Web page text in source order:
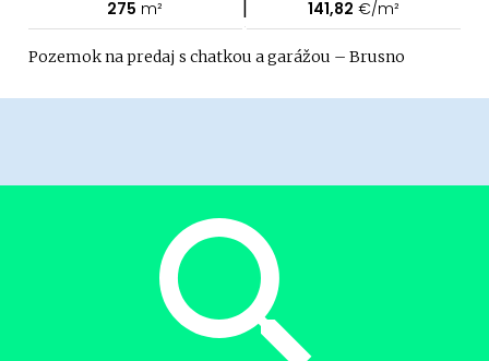
275 m² | 141,82 €/m²
Pozemok na predaj s chatkou a garážou – Brusno